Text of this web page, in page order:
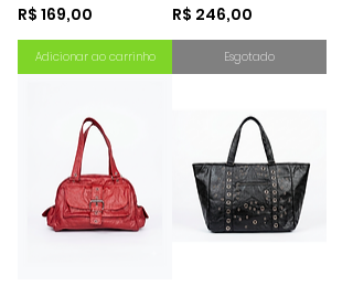
Preço
R$ 169,00
Adicionar ao carrinho
Preço
R$ 246,00
Esgotado